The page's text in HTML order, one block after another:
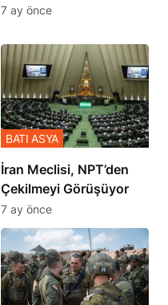
İçinde Gerçekleşmiş
7 ay önce
İran Meclisi, NPT’den
Çekilmeyi Görüşüyor
BATI ASYA
7 ay önce